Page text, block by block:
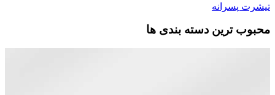
تیشرت پسرانه
محبوب ترین دسته بندی ها